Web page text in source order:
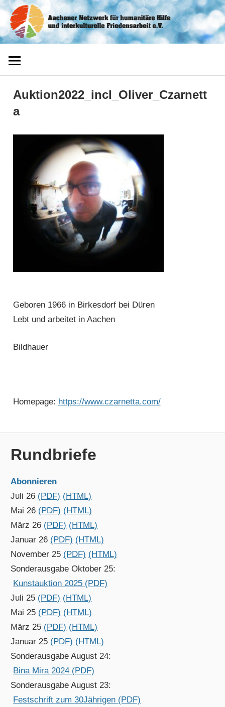
Zum
Inhalt
springen
Aachener
Netzwerk
Auktion2022_incl_Oliver_Czarnett
a
Geboren 1966 in Birkesdorf bei Düren
Lebt und arbeitet in Aachen
Bildhauer
Homepage: https://www.czarnetta.com/
Rundbriefe
Abonnieren
Juli 26 (PDF) (HTML)
Mai 26 (PDF) (HTML)
März 26 (PDF) (HTML)
Januar 26 (PDF) (HTML)
November 25 (PDF) (HTML)
Sonderausgabe Oktober 25:
Kunstauktion 2025 (PDF)
Juli 25 (PDF) (HTML)
Mai 25 (PDF) (HTML)
März 25 (PDF) (HTML)
Januar 25 (PDF) (HTML)
Sonderausgabe August 24:
Bina Mira 2024 (PDF)
Sonderausgabe August 23:
Festschrift zum 30Jährigen (PDF)